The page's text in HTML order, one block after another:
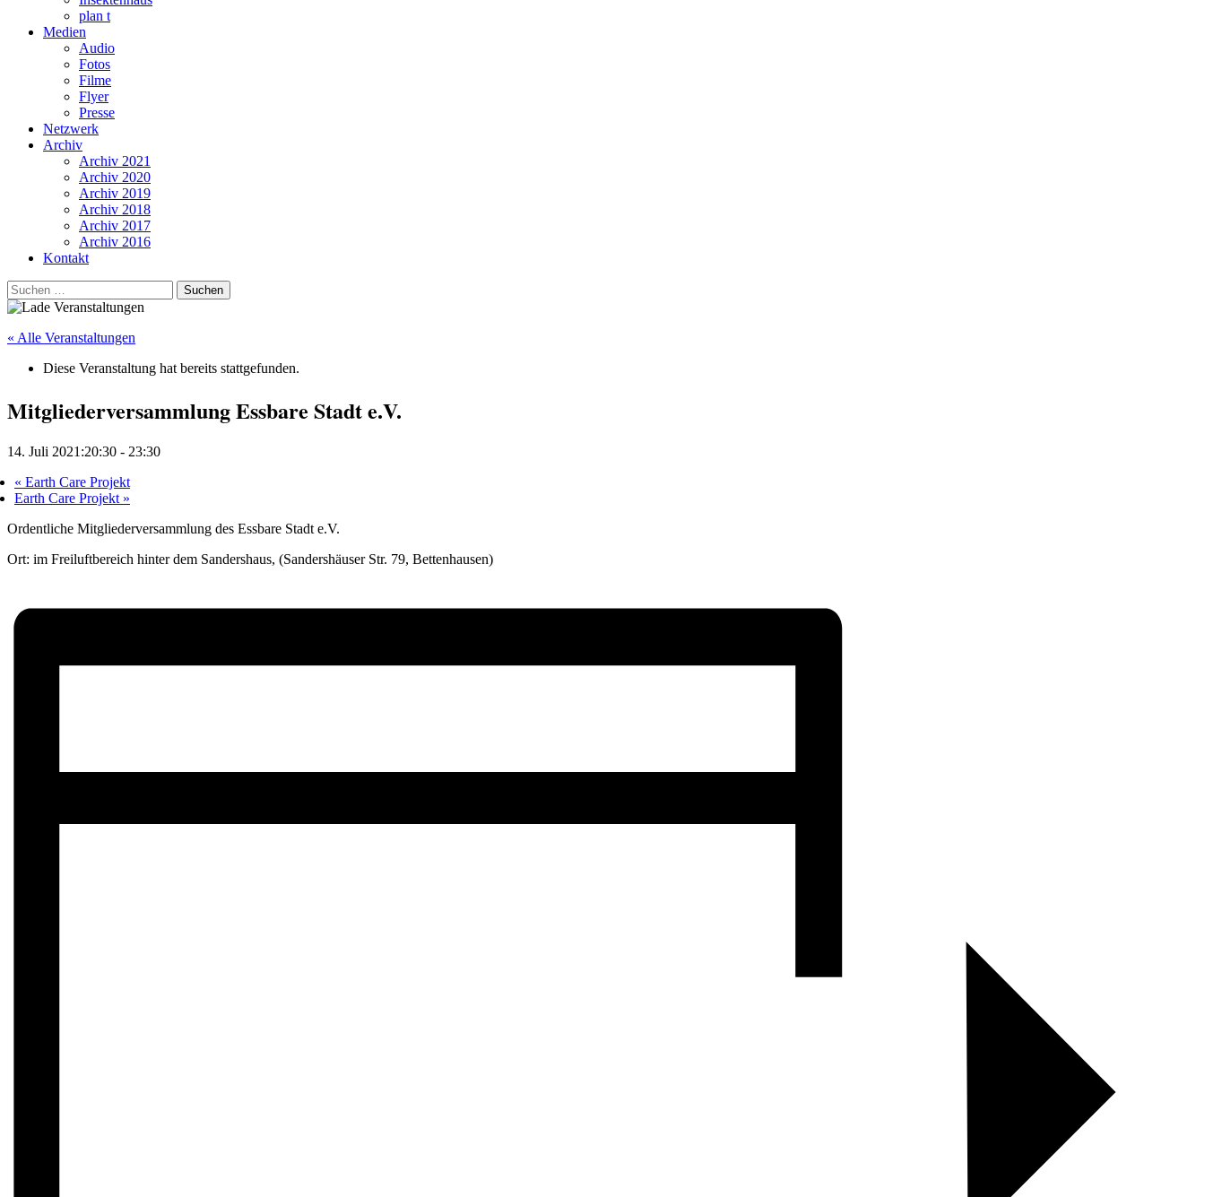
plan t
Medien
Audio
Fotos
Filme
Flyer
Presse
Netzwerk
Archiv
Archiv 2021
Archiv 2020
Archiv 2019
Archiv 2018
Archiv 2017
Archiv 2016
Kontakt
Suchen
nach:
« Alle Veranstaltungen
Diese Veranstaltung hat bereits stattgefunden.
Mitgliederversammlung Essbare Stadt e.V.
14. Juli 2021:20:30 - 23:30
« Earth Care Projekt
Earth Care Projekt »
Ordentliche Mitgliederversammlung des Essbare Stadt e.V.
Ort: im Freiluftbereich hinter dem Sandershaus, (Sandershäuser Str. 79, Bettenhausen)